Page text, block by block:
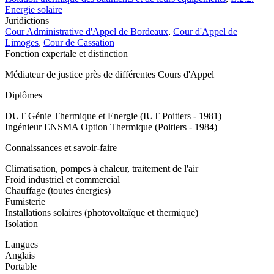
Energie solaire
Juridictions
Cour Administrative d'Appel de Bordeaux, Cour d'Appel de
Limoges, Cour de Cassation
Fonction expertale et distinction
Médiateur de justice près de différentes Cours d'Appel
Diplômes
DUT Génie Thermique et Energie (IUT Poitiers - 1981)
Ingénieur ENSMA Option Thermique (Poitiers - 1984)
Connaissances et savoir-faire
Climatisation, pompes à chaleur, traitement de l'air
Froid industriel et commercial
Chauffage (toutes énergies)
Fumisterie
Installations solaires (photovoltaïque et thermique)
Isolation
Langues
Anglais
Portable